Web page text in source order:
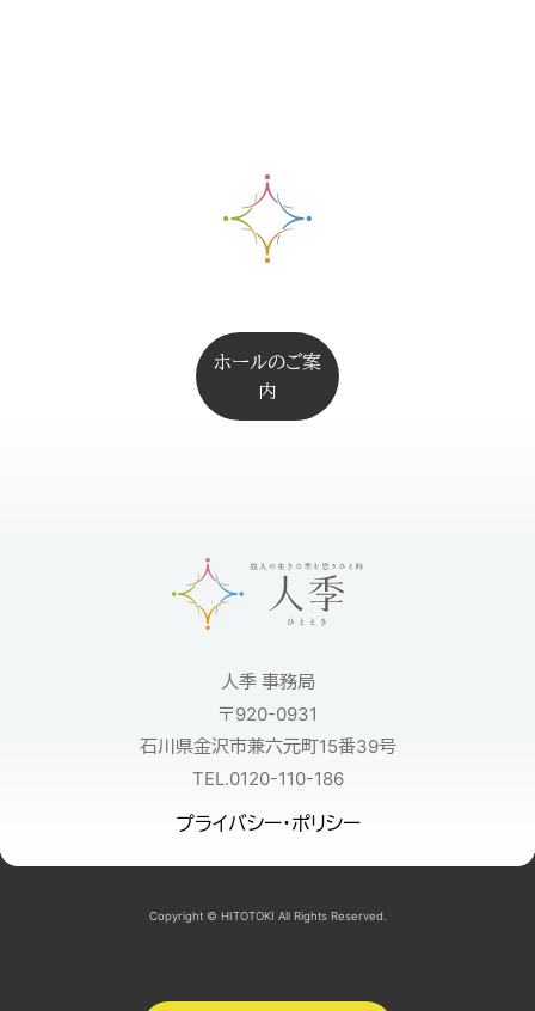
ホールのご案
内
人季 事務局
〒920-0931
石川県金沢市兼六元町15番39号
TEL.0120-110-186
プライバシー・ポリシー
Copyright © HITOTOKI All Rights Reserved.